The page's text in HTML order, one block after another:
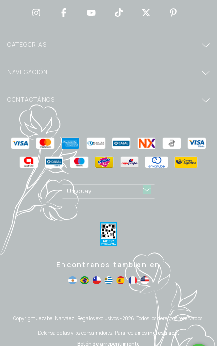
CATEGORÍAS
NAVEGACIÓN
CONTACTÁNOS
Encontranos también en
Copyright Jezabel Narváez | Regalos exclusivos - 2026. Todos los derechos reservados.
Defensa de las y los consumidores. Para reclamos ingresá acá.
Botón de arrepentimiento